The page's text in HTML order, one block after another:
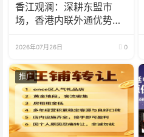
香江观澜：深耕东盟市
场，香港内联外通优势再
2026年07月26日 0
推广